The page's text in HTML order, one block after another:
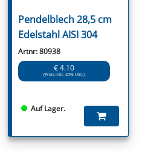
Pendelblech 28,5 cm
Edelstahl AISI 304
Artnr: 80938
€ 4.10
(Preis inkl. 20% USt.)
Auf Lager.